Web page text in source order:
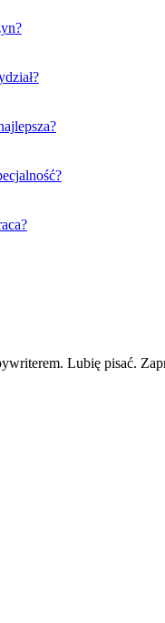
Lubię pisać.